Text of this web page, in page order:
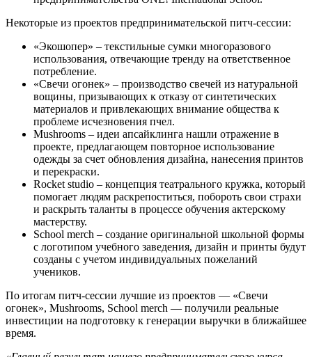
Некоторые из проектов предпринимательской питч-сессии:
«Экошопер» – текстильные сумки многоразового
использования, отвечающие тренду на ответственное
потребление.
«Свечи огонек» – производство свечей из натуральной
вощины, призывающих к отказу от синтетических
материалов и привлекающих внимание общества к
проблеме исчезновения пчел.
Mushrooms – идеи апсайклинга нашли отражение в
проекте, предлагающем повторное использование
одежды за счет обновления дизайна, нанесения принтов
и перекраски.
Rocket studio – концепция театрального кружка, который
помогает людям раскрепоститься, побороть свои страхи
и раскрыть таланты в процессе обучения актерскому
мастерству.
School merch – создание оригинальной школьной формы
с логотипом учебного заведения, дизайн и принты будут
созданы с учетом индивидуальных пожеланий
учеников.
По итогам питч-сессии лучшие из проектов — «Свечи
огонек», Mushrooms, School merch — получили реальные
инвестиции на подготовку к генерации выручки в ближайшее
время.